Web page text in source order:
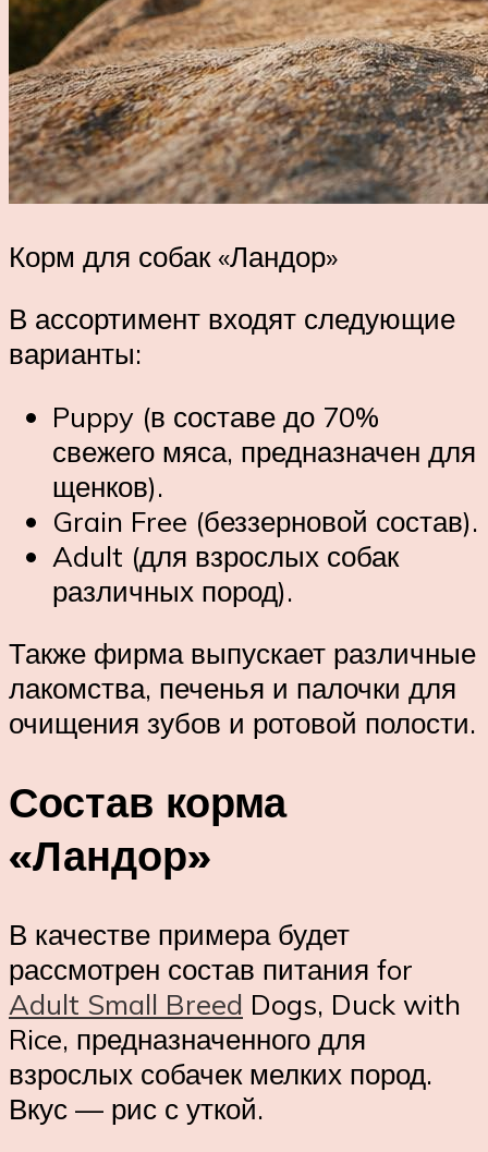
Корм для собак «Ландор»
В ассортимент входят следующие
варианты:
Puppy (в составе до 70%
свежего мяса, предназначен для
щенков).
Grain Free (беззерновой состав).
Adult (для взрослых собак
различных пород).
Также фирма выпускает различные
лакомства, печенья и палочки для
очищения зубов и ротовой полости.
Состав корма
«Ландор»
В качестве примера будет
рассмотрен состав питания for
Adult Small Breed Dogs, Duck with
Rice, предназначенного для
взрослых собачек мелких пород.
Вкус — рис с уткой.